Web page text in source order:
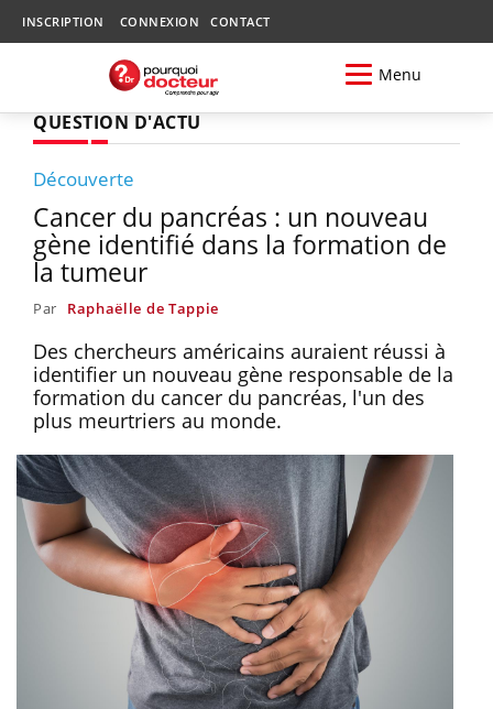
INSCRIPTION CONNEXION CONTACT
Menu
QUESTION D'ACTU
Découverte
Cancer du pancréas : un nouveau
gène identifié dans la formation de
la tumeur
Par Raphaëlle de Tappie
Des chercheurs américains auraient réussi à
identifier un nouveau gène responsable de la
formation du cancer du pancréas, l'un des
plus meurtriers au monde.